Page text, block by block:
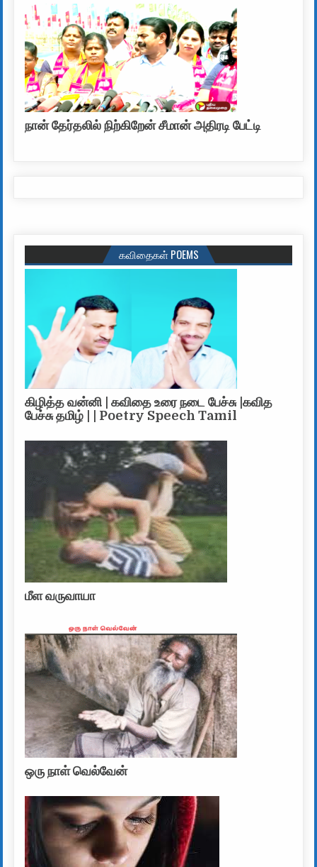
நான் தேர்தலில் நிற்கிறேன் சீமான் அதிரடி பேட்டி
கவிதைகள் POEMS
கிழித்த வன்னி | கவிதை உரை நடை பேச்சு |கவித
பேச்சு தமிழ் | | Poetry Speech Tamil
மீள வருவாயா
ஒரு நாள் வெல்வேன்